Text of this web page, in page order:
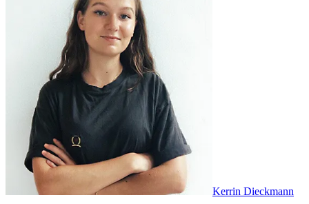
Kerrin Dieckmann